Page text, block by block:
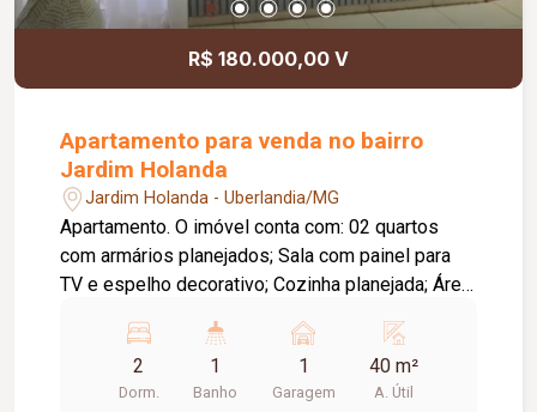
R$ 180.000,00 V
Apartamento para venda no bairro
Jardim Holanda
Jardim Holanda - Uberlandia/MG
Apartamento. O imóvel conta com: 02 quartos
com armários planejados; Sala com painel para
TV e espelho decorativo; Cozinha planejada; Área
pia em cerâmica e armário planejado; 01 vaga de
garagem coberta; O condomínio oferece: Portaria
24 horas; Piscina; Área de lazer; Diferenciais:
2
Dorm.
1
Banho
1
Garagem
40 m²
A. Útil